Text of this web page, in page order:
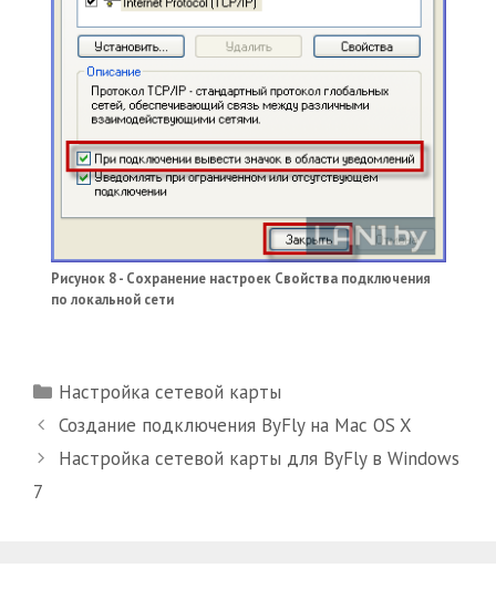
Рисунок 8 - Сохранение настроек Свойства подключения
по локальной сети
Рубрики
Настройка сетевой карты
Создание подключения ByFly на Mac OS X
Настройка сетевой карты для ByFly в Windows
7